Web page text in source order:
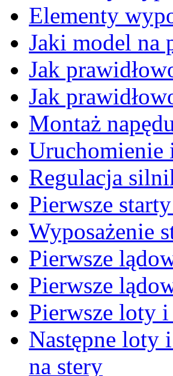
Elementy
Jaki model na
Jak
Jak
Montaż
Uruchomienie
Regulacja
Pierwsze
Wyposażenie
Pierwsze
Pierwsze
Pierwsze loty
Następne loty
na stery